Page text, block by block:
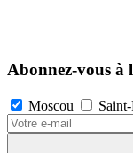
Abonnez-vous à
Moscou